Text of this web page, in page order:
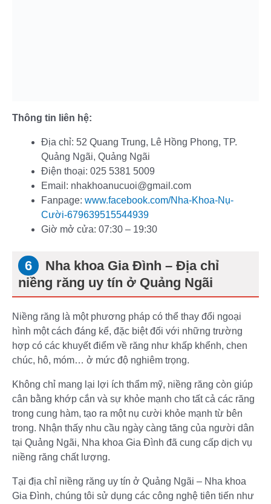
Thông tin liên hệ:
Địa chỉ: 52 Quang Trung, Lê Hồng Phong, TP.
Quảng Ngãi, Quảng Ngãi
Điện thoại: 025 5381 5009
Email: nhakhoanucuoi@gmail.com
Fanpage: www.facebook.com/Nha-Khoa-Nụ-
Cười-679639515544939
Giờ mở cửa: 07:30 – 19:30
Nha khoa Gia Đình – Địa chỉ
niềng răng uy tín ở Quảng Ngãi
Niềng răng là một phương pháp có thể thay đổi ngoại
hình một cách đáng kể, đặc biệt đối với những trường
hợp có các khuyết điểm về răng như khấp khểnh, chen
chúc, hô, móm… ở mức độ nghiêm trọng.
Không chỉ mang lại lợi ích thẩm mỹ, niềng răng còn giúp
cân bằng khớp cắn và sự khỏe mạnh cho tất cả các răng
trong cung hàm, tạo ra một nụ cười khỏe mạnh từ bên
trong. Nhận thấy nhu cầu ngày càng tăng của người dân
tại Quảng Ngãi, Nha khoa Gia Đình đã cung cấp dịch vụ
niềng răng chất lượng.
Tại địa chỉ niềng răng uy tín ở Quảng Ngãi – Nha khoa
Gia Đình, chúng tôi sử dụng các công nghệ tiên tiến như